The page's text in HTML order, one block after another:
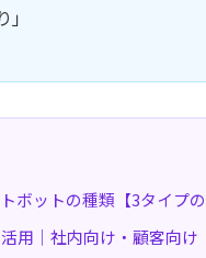
ボットの種類【3タイプの
用｜社内向け・顧客向け